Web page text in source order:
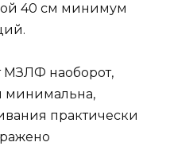
40 см минимум
МЗЛФ наоборот,
минимальна,
практически